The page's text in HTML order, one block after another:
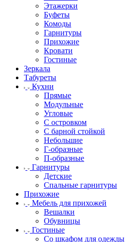
Этажерки
Буфеты
Комоды
Гарнитуры
Прихожие
Кровати
Гостиные
Зеркала
Табуреты
Кухни
Прямые
Модульные
Угловые
С островком
С барной стойкой
Небольшие
Г-образные
П-образные
Гарнитуры
Детские
Спальные гарнитуры
Прихожие
Мебель для прихожей
Вешалки
Обувницы
Гостиные
Со шкафом для одежды